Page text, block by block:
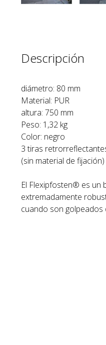
Descripción
diámetro: 80 mm
Material: PUR
altura: 750 mm
Peso: 1,32 kg
Color: negro
3 tiras
(sin material de fijación)
El Flexipfosten® es
extremadamente
cuando son golpeados